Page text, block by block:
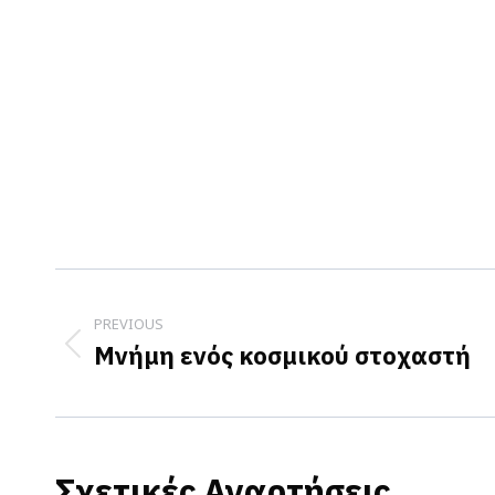
navigation
PREVIOUS
Previous
Μνήμη ενός κοσμικού στοχαστή